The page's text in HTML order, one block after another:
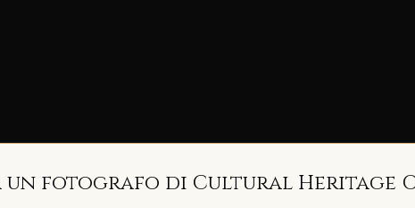
un fotografo di Cultural Heritage